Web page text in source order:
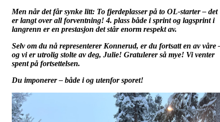
Men når det får synke litt: To fjerdeplasser på to OL-starter – det
er langt over all forventning! 4. plass både i sprint og lagsprint i
langrenn er en prestasjon det står enorm respekt av.
Selv om du nå representerer Konnerud, er du fortsatt en av våre
og vi er utrolig stolte av deg, Julie! Gratulerer så mye! Vi venter
spent på fortsettelsen.
Du imponerer – både i og utenfor sporet!